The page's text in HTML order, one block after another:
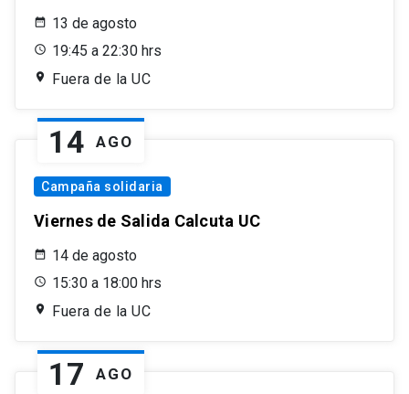
13 de agosto
19:45 a 22:30 hrs
Fuera de la UC
Campaña solidaria
Viernes de Salida Calcuta UC
14 AGO
14 de agosto
15:30 a 18:00 hrs
Fuera de la UC
17 AGO